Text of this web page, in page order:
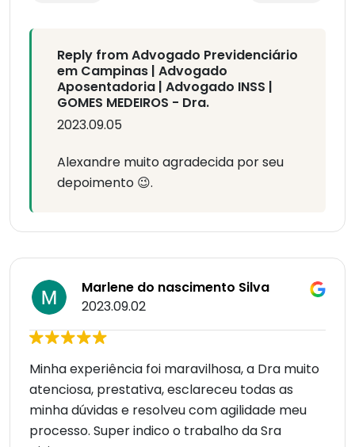
Reply from Advogado Previdenciário
em Campinas | Advogado
Aposentadoria | Advogado INSS |
GOMES MEDEIROS - Dra.
2023.09.05
Alexandre muito agradecida por seu
depoimento 😉.
Marlene do nascimento Silva
2023.09.02
Minha experiência foi maravilhosa, a Dra muito
atenciosa, prestativa, esclareceu todas as
minha dúvidas e resolveu com agilidade meu
processo. Super indico o trabalho da Sra